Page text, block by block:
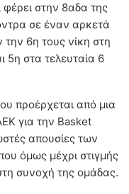
φέρει στην 8αδα της
σε έναν αρκετά
6η τους νίκη στη
5η στα τελευταία 6
προέρχεται από μια
για την Basket
απουσίες των
όμως μέχρι στιγμής
συνοχή της ομάδας.